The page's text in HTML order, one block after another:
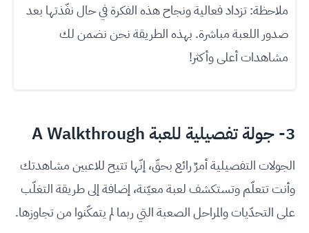
ملاحظة: تزداد فعالية ونجاح هذه الفكرة في حال نفّذتها بعد
صدور اللعبة مباشرة. بهذه الطريقة نحن نضمن لك
مشاهدات أعلى وأكثر!
3- جولة تفصيلية للعبة A Walkthrough
الجولات التفصيلية أمرٌ رائع بحقّ، إنّها تتيح للاعبين مشاهدتك
وأنت تتعلّم وتستكشف لعبة معيّنة، إضافة إلى طريقة التغلّب
على التحدّيات والمراحل الصعبة التي ربما لم يتمكّنوا من تجاوزها.